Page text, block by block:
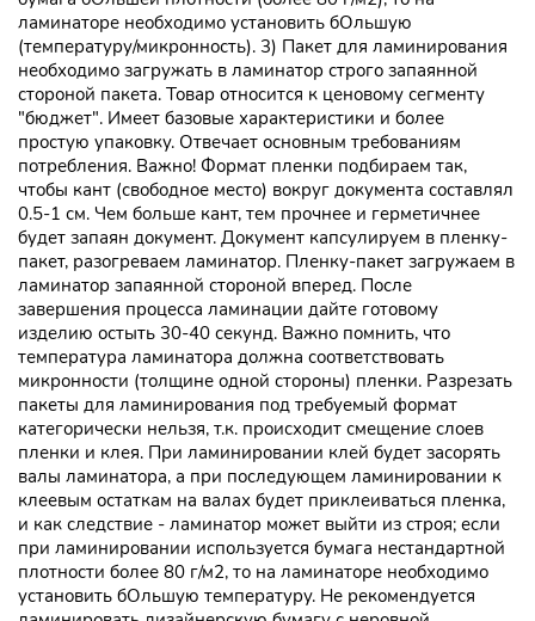
ламинаторе необходимо установить бОльшую
(температуру/микронность). 3) Пакет для ламинирования
необходимо загружать в ламинатор строго запаянной
стороной пакета. Товар относится к ценовому сегменту
"бюджет". Имеет базовые характеристики и более
простую упаковку. Отвечает основным требованиям
потребления. Важно! Формат пленки подбираем так,
чтобы кант (свободное место) вокруг документа составлял
0.5-1 см. Чем больше кант, тем прочнее и герметичнее
будет запаян документ. Документ капсулируем в пленку-
пакет, разогреваем ламинатор. Пленку-пакет загружаем в
ламинатор запаянной стороной вперед. После
завершения процесса ламинации дайте готовому
изделию остыть 30-40 секунд. Важно помнить, что
температура ламинатора должна соответствовать
микронности (толщине одной стороны) пленки. Разрезать
пакеты для ламинирования под требуемый формат
категорически нельзя, т.к. происходит смещение слоев
пленки и клея. При ламинировании клей будет засорять
валы ламинатора, а при последующем ламинировании к
клеевым остаткам на валах будет приклеиваться пленка,
и как следствие - ламинатор может выйти из строя; если
при ламинировании используется бумага нестандартной
плотности более 80 г/м2, то на ламинаторе необходимо
установить бОльшую температуру. Не рекомендуется